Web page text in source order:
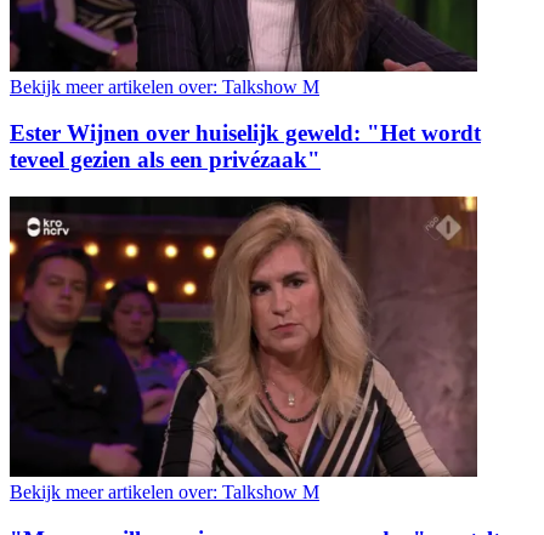
Bekijk meer artikelen over: Talkshow M
Ester Wijnen over huiselijk geweld: "Het wordt
teveel gezien als een privézaak"
Bekijk meer artikelen over: Talkshow M